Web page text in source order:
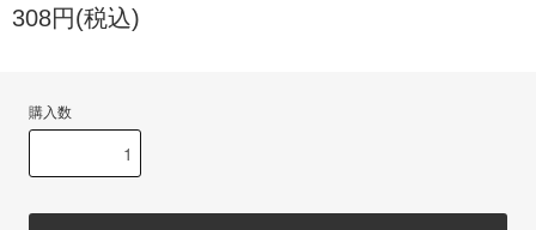
308円(税込)
購入数